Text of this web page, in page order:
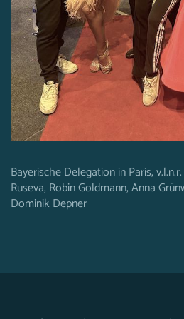
Bayerische Delegation in Paris,
Ruseva, Robin Goldmann, Anna
Dominik Depner